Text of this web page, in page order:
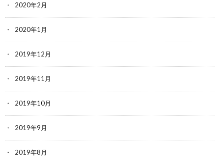
2020年2月
2020年1月
2019年12月
2019年11月
2019年10月
2019年9月
2019年8月